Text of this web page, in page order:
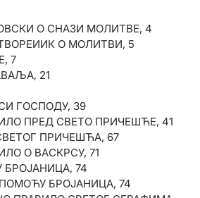
ЉУБАВИ, 177
ПОСЛЕДЊИХ ВРЕМЕНА,
ОНИХ ШТО СУ У
СВАЂИ, 180
181
МИР, 181
БОГОРОДИЦИ У ТУЗИ, 181
ЈЕФРЕМА СИРИН, 183
ПРЕСВЕТОЈ БОГОРДИЦИ, 184
ОЦА, 188
СЕ ПРИСТУПА К СВЕШТЕНИКУ
СВОЈИХ ГРЕХОВА, 189
О СНАЗИ МОЛИТВЕ, 4
О МОЛИТВИ, 5
7
21
ГОСПОДУ, 39
ПРЕД СВЕТО ПРИЧЕШЋЕ, 41
ПРИЧЕШЋА, 67
О ВАСКРСУ, 71
74
БРОЈАНИЦА, 74